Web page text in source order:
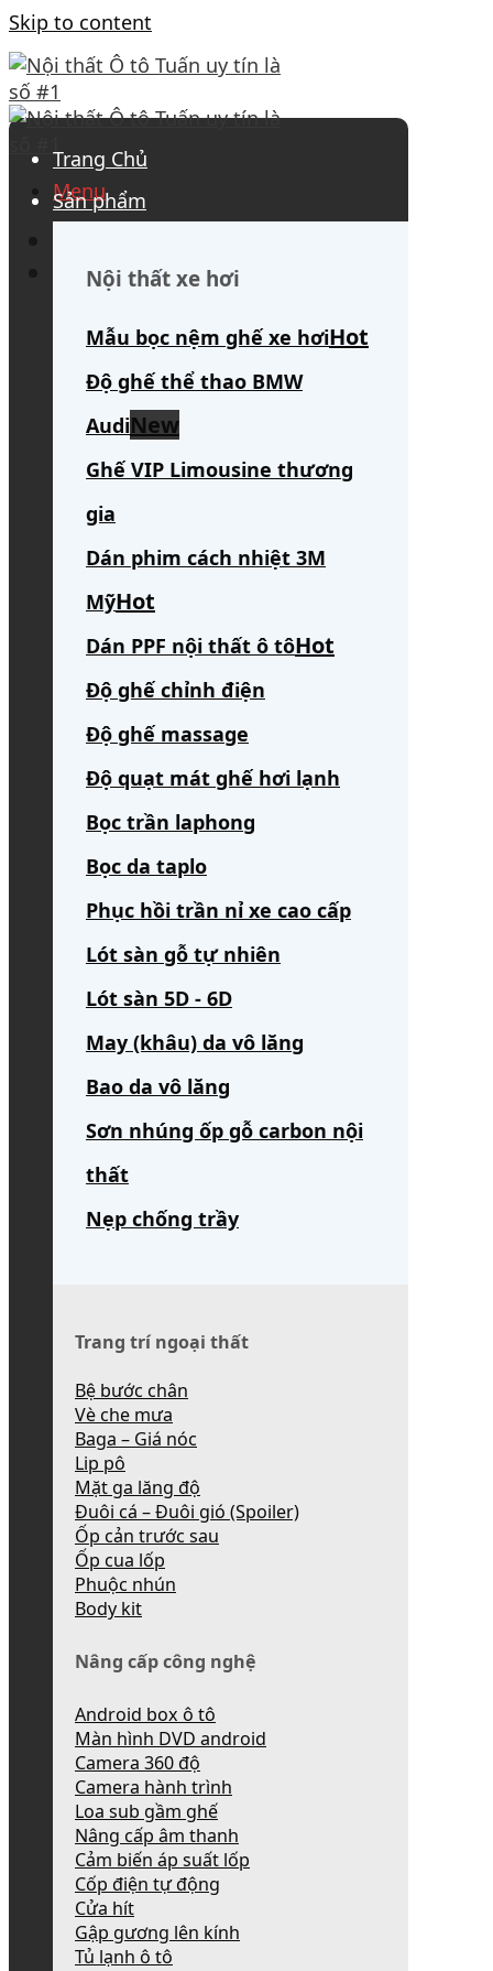
Skip to content
Menu
Search for:
Trang Chủ
Sản phẩm
Nội thất xe hơi
Mẫu bọc nệm ghế xe hơi
Độ ghế thể thao BMW
Audi
Ghế VIP Limousine thương
gia
Dán phim cách nhiệt 3M
Mỹ
Dán PPF nội thất ô tô
Độ ghế chỉnh điện
Độ ghế massage
Độ quạt mát ghế hơi lạnh
Bọc trần laphong
Bọc da taplo
Phục hồi trần nỉ xe cao cấp
Lót sàn gỗ tự nhiên
Lót sàn 5D - 6D
May (khâu) da vô lăng
Bao da vô lăng
Sơn nhúng ốp gỗ carbon nội
thất
Nẹp chống trầy
Trang trí ngoại thất
Bệ bước chân
Vè che mưa
Baga – Giá nóc
Lip pô
Mặt ga lăng độ
Đuôi cá – Đuôi gió (Spoiler)
Ốp cản trước sau
Ốp cua lốp
Phuộc nhún
Body kit
Nâng cấp công nghệ
Android box ô tô
Màn hình DVD android
Camera 360 độ
Camera hành trình
Loa sub gầm ghế
Nâng cấp âm thanh
Cảm biến áp suất lốp
Cốp điện tự động
Cửa hít
Gập gương lên kính
Tủ lạnh ô tô